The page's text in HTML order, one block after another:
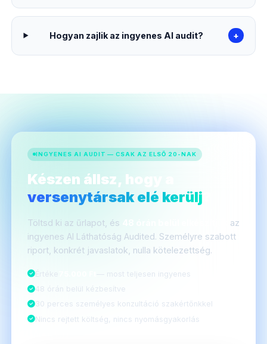
Hogyan zajlik az ingyenes AI audit? +
INGYENES AI AUDIT — CSAK AZ ELSŐ 20-NAK
Készen állsz, hogy a
versenytársak elé kerülj
Töltsd ki az űrlapot, és
az
ingyenes AI Láthatóság Audited. Személyre szabott
riport, konkrét javaslatok, nulla kötelezettség.
Értéke
— most teljesen ingyenes
48 órán belül kézbesítve
30 perces személyes konzultáció szakértőnkkel
Nincs rejtett költség, nincs nyomásgyakorlás